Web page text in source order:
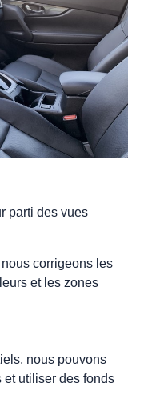
parti des vues
corrigeons les
et les zones
nous pouvons
utiliser des fonds